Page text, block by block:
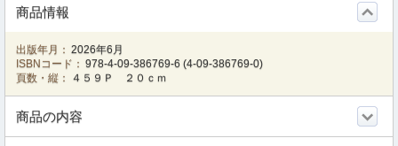
商品情報
出版年月： 2026年6月
ISBNコード： 978-4-09-386769-6 (4-09-386769-0)
頁数・縦：
４５９Ｐ ２０ｃｍ
商品の内容